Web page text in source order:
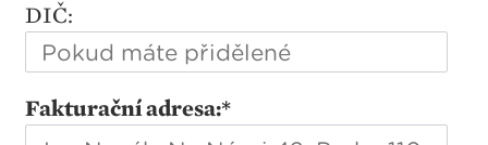
DIČ:
Fakturační adresa:*